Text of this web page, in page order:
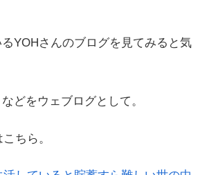
YOHさんのブログを見てみると気
どをウェブログとして。
ちら。